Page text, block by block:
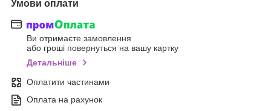
Умови оплати
Ви отримаєте замовлення
або гроші повернуться на вашу картку
Детальніше
Оплатити частинами
Оплата на рахунок